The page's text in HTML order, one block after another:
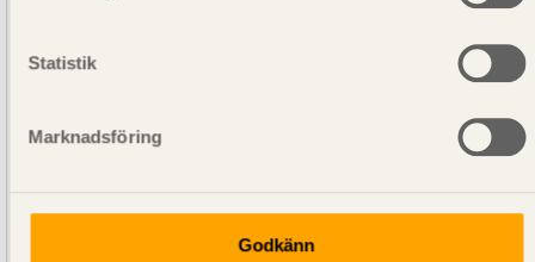
Statistik
Marknadsföring
Godkänn